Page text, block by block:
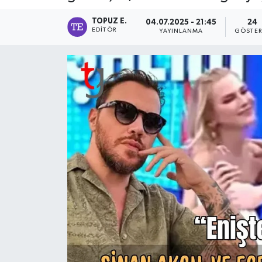
TOPUZ E.
EDITÖR
04.07.2025 - 21:45
YAYINLANMA
24